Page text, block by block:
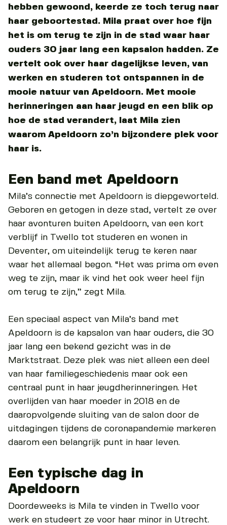
hebben gewoond, keerde ze toch terug naar
haar geboortestad. Mila praat over hoe fijn
het is om terug te zijn in de stad waar haar
ouders 30 jaar lang een kapsalon hadden. Ze
vertelt ook over haar dagelijkse leven, van
werken en studeren tot ontspannen in de
mooie natuur van Apeldoorn. Met mooie
herinneringen aan haar jeugd en een blik op
hoe de stad verandert, laat Mila zien
waarom Apeldoorn zo’n bijzondere plek voor
haar is.
Een band met Apeldoorn
Mila’s connectie met Apeldoorn is diepgeworteld.
Geboren en getogen in deze stad, vertelt ze over
haar avonturen buiten Apeldoorn, van een kort
verblijf in Twello tot studeren en wonen in
Deventer, om uiteindelijk terug te keren naar
waar het allemaal begon. “Het was prima om even
weg te zijn, maar ik vind het ook weer heel fijn
om terug te zijn,” zegt Mila.
Een speciaal aspect van Mila’s band met
Apeldoorn is de kapsalon van haar ouders, die 30
jaar lang een bekend gezicht was in de
Marktstraat. Deze plek was niet alleen een deel
van haar familiegeschiedenis maar ook een
centraal punt in haar jeugdherinneringen. Het
overlijden van haar moeder in 2018 en de
daaropvolgende sluiting van de salon door de
uitdagingen tijdens de coronapandemie markeren
daarom een belangrijk punt in haar leven.
Een typische dag in
Apeldoorn
Doordeweeks is Mila te vinden in Twello voor
werk en studeert ze voor haar minor in Utrecht.